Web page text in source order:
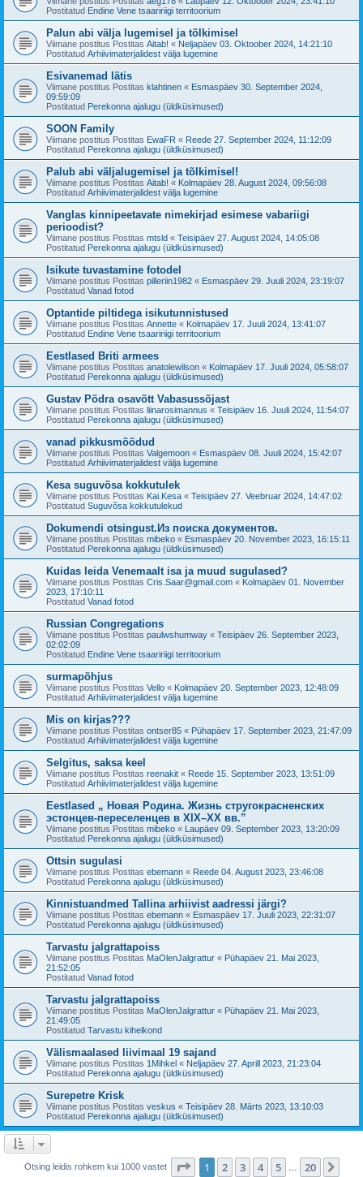
Postitatud Endine Vene tsaaririigi territoorium
Palun abi välja lugemisel ja tõlkimisel
Viimane postitus Postitas Aitab! « Neljapäev 03. Oktoober 2024, 14:21:10
Postitatud Arhiivimaterjalidest välja lugemine
Esivanemad lätis
Viimane postitus Postitas klahtinen « Esmaspäev 30. September 2024,
09:59:09
Postitatud Perekonna ajalugu (üldküsimused)
SOON Family
Viimane postitus Postitas EwaFR « Reede 27. September 2024, 11:12:09
Postitatud Perekonna ajalugu (üldküsimused)
Palub abi väljalugemisel ja tõlkimisel!
Viimane postitus Postitas Aitab! « Kolmapäev 28. August 2024, 09:56:08
Postitatud Arhiivimaterjalidest välja lugemine
Vanglas kinnipeetavate nimekirjad esimese vabariigi
perioodist?
Viimane postitus Postitas mtsld « Teisipäev 27. August 2024, 14:05:08
Postitatud Perekonna ajalugu (üldküsimused)
Isikute tuvastamine fotodel
Viimane postitus Postitas pilleriin1982 « Esmaspäev 29. Juuli 2024, 23:19:07
Postitatud Vanad fotod
Optantide piltidega isikutunnistused
Viimane postitus Postitas Annette « Kolmapäev 17. Juuli 2024, 13:41:07
Postitatud Endine Vene tsaaririigi territoorium
Eestlased Briti armees
Viimane postitus Postitas anatolewilson « Kolmapäev 17. Juuli 2024, 05:58:07
Postitatud Perekonna ajalugu (üldküsimused)
Gustav Põdra osavõtt Vabasussõjast
Viimane postitus Postitas liinarosimannus « Teisipäev 16. Juuli 2024, 11:54:07
Postitatud Perekonna ajalugu (üldküsimused)
vanad pikkusmõõdud
Viimane postitus Postitas Valgemoon « Esmaspäev 08. Juuli 2024, 15:42:07
Postitatud Arhiivimaterjalidest välja lugemine
Kesa suguvõsa kokkutulek
Viimane postitus Postitas Kai.Kesa « Teisipäev 27. Veebruar 2024, 14:47:02
Postitatud Suguvõsa kokkutulekud
Dokumendi otsingust.Из поиска документов.
Viimane postitus Postitas mibeko « Esmaspäev 20. November 2023, 16:15:11
Postitatud Perekonna ajalugu (üldküsimused)
Kuidas leida Venemaalt isa ja muud sugulased?
Viimane postitus Postitas Cris.Saar@gmail.com « Kolmapäev 01. November
2023, 17:10:11
Postitatud Vanad fotod
Russian Congregations
Viimane postitus Postitas paulwshumway « Teisipäev 26. September 2023,
02:02:09
Postitatud Endine Vene tsaaririigi territoorium
surmapõhjus
Viimane postitus Postitas Vello « Kolmapäev 20. September 2023, 12:48:09
Postitatud Arhiivimaterjalidest välja lugemine
Mis on kirjas???
Viimane postitus Postitas ontser85 « Pühapäev 17. September 2023, 21:47:09
Postitatud Arhiivimaterjalidest välja lugemine
Selgitus, saksa keel
Viimane postitus Postitas reenakit « Reede 15. September 2023, 13:51:09
Postitatud Arhiivimaterjalidest välja lugemine
Eestlased „ Новая Родина. Жизнь стругокрасненских
эстонцев-переселенцев в XIX–XX вв.”
Viimane postitus Postitas mibeko « Laupäev 09. September 2023, 13:20:09
Postitatud Perekonna ajalugu (üldküsimused)
Ottsin sugulasi
Viimane postitus Postitas ebemann « Reede 04. August 2023, 23:46:08
Postitatud Perekonna ajalugu (üldküsimused)
Kinnistuandmed Tallina arhiivist aadressi järgi?
Viimane postitus Postitas ebemann « Esmaspäev 17. Juuli 2023, 22:31:07
Postitatud Perekonna ajalugu (üldküsimused)
Tarvastu jalgrattapoiss
Viimane postitus Postitas MaOlenJalgrattur « Pühapäev 21. Mai 2023,
21:52:05
Postitatud Vanad fotod
Tarvastu jalgrattapoiss
Viimane postitus Postitas MaOlenJalgrattur « Pühapäev 21. Mai 2023,
21:49:05
Postitatud Tarvastu kihelkond
Välismaalased liivimaal 19 sajand
Viimane postitus Postitas 1Mihkel « Neljapäev 27. Aprill 2023, 21:23:04
Postitatud Perekonna ajalugu (üldküsimused)
Surepetre Krisk
Viimane postitus Postitas veskus « Teisipäev 28. Märts 2023, 13:10:03
Postitatud Perekonna ajalugu (üldküsimused)
Otsing leidis rohkem kui 1000 vastet 1 . leht20 -st
1 2 3 4 5 20